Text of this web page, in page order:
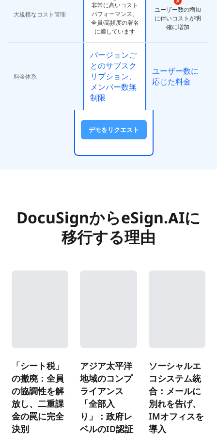
大規模なコスト管理
非常に高いコスト
パフォーマンス、
全員/高頻度の署名
に適しています
ユーザー数の増加
に伴いコストが明
確に増加
料金体系
バージョンご
とのサブスク
リプション、
メンバー数無
制限
ユーザー数に
応じた料金
デモをリクエスト
DocuSignからeSign.AIに
移行する理由
「シート税」
の撤廃：全員
の協調性を解
放し、二重課
金の罠に完全
決別
アジア太平洋
地域のコンプ
ライアンス
「全部入
り」：政府レ
ベルのID認証
ソーシャルエ
コシステム統
合：メールに
別れを告げ、
IMオフィスを
導入